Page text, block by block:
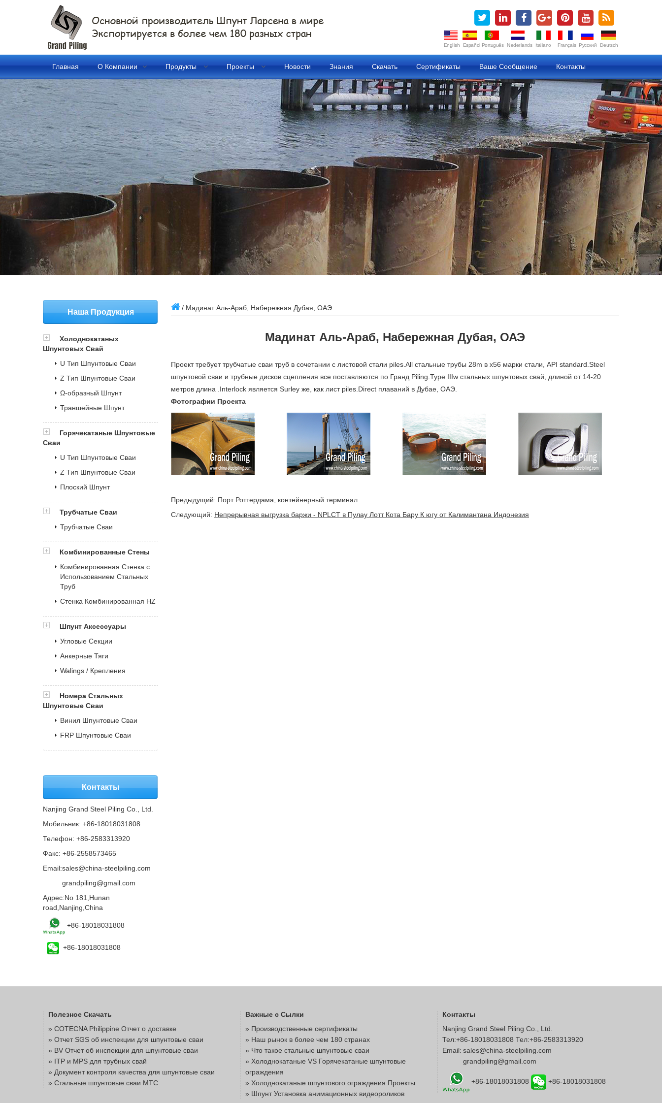
English Español Português Nederlands Italiano Français Русский Deutsch
Главная О Компании Продукты Проекты Новости Знания Скачать Сертификаты Ваше Сообщение Контакты
/ Мадинат Аль-Араб, Набережная Дубая, ОАЭ
Мадинат Аль-Араб, Набережная Дубая, ОАЭ
Проект требует трубчатые сваи труб в сочетании с листовой стали piles.All стальные трубы 28m в x56 марки стали, API standard.Steel
шпунтовой сваи и трубные дисков сцепления все поставляются по Гранд Piling.Type IIIw стальных шпунтовых свай, длиной от 14-20
метров длина .Interlock является Surley же, как лист piles.Direct плаваний в Дубае, ОАЭ.
Фотографии Проекта
Предыдущий: Порт Роттердама, контейнерный терминал
Следующий: Непрерывная выгрузка баржи - NPLCT в Пулау Лотт Кота Бару К югу от Калимантана Индонезия
Наша Продукция
Холоднокатаных
Шпунтовых Свай
U Тип Шпунтовые Сваи
Z Тип Шпунтовые Сваи
Ω-образный Шпунт
Траншейные Шпунт
Горячекатаные Шпунтовые
Сваи
U Тип Шпунтовые Сваи
Z Тип Шпунтовые Сваи
Плоский Шпунт
Трубчатые Сваи
Трубчатые Сваи
Комбинированные Стены
Комбинированная Стенка с
Использованием Стальных
Труб
Стенка Комбинированная HZ
Шпунт Аксессуары
Угловые Секции
Анкерные Тяги
Walings / Крепления
Номера Стальных
Шпунтовые Сваи
Винил Шпунтовые Сваи
FRP Шпунтовые Сваи
Контакты
Nanjing Grand Steel Piling Co., Ltd.
Мобильник: +86-18018031808
Телефон: +86-2583313920
Факс: +86-2558573465
Email:sales@china-steelpiling.com
grandpiling@gmail.com
Адрес:No 181,Hunan
road,Nanjing,China
+86-18018031808
+86-18018031808
Полезное Скачать
» COTECNA Philippine Отчет о доставке
» Отчет SGS об инспекции для шпунтовые сваи
» BV Отчет об инспекции для шпунтовые сваи
» ITP и MPS для трубных свай
» Документ контроля качества для шпунтовые сваи
» Стальные шпунтовые сваи MTC
Важные с Сылки
» Производственные сертификаты
» Наш рынок в более чем 180 странах
» Что такое стальные шпунтовые сваи
» Холоднокатаные VS Горячекатаные шпунтовые
ограждения
» Холоднокатаные шпунтового ограждения Проекты
» Шпунт Установка анимационных видеороликов
Контакты
Nanjing Grand Steel Piling Co., Ltd.
Тел:+86-18018031808 Тел:+86-2583313920
Email: sales@china-steelpiling.com
grandpiling@gmail.com
+86-18018031808 +86-18018031808